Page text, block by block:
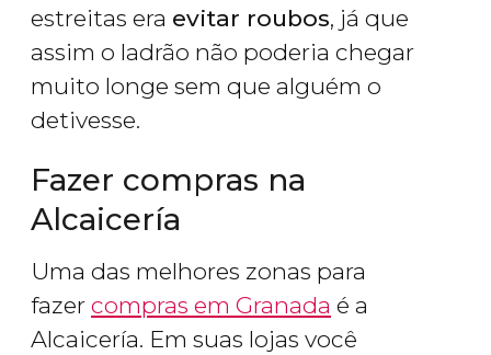
estreitas era evitar roubos, já que
assim o ladrão não poderia chegar
muito longe sem que alguém o
detivesse.
Fazer compras na
Alcaicería
Uma das melhores zonas para
fazer compras em Granada é a
Alcaicería. Em suas lojas você